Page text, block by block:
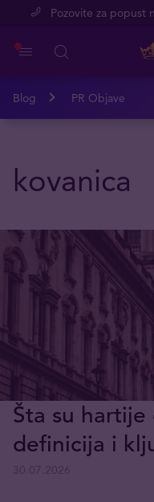
Pozovite za popust
Blog PR Objave
kovanica
Šta su
definicija i